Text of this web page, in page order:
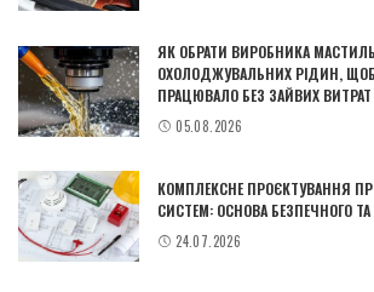
ЯК ОБРАТИ ВИРОБНИКА
ОХОЛОДЖУВАЛЬНИХ РІДИН,
ПРАЦЮВАЛО БЕЗ ЗАЙВИХ ВИТРАТ
05.08.2026
КОМПЛЕКСНЕ ПРОЄКТУВАННЯ
СИСТЕМ: ОСНОВА БЕЗПЕЧНОГО ТА
24.07.2026